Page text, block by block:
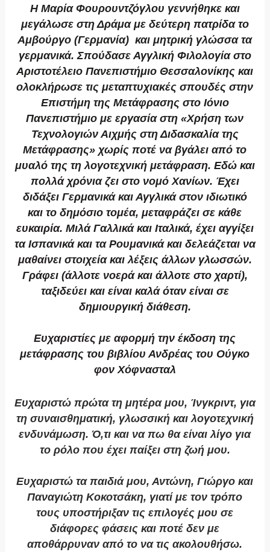
Η Μαρία Φουρουντζόγλου γεννήθηκε και
μεγάλωσε στη Δράμα με δεύτερη πατρίδα το
Αμβούργο (Γερμανία) και μητρική γλώσσα τα
γερμανικά. Σπούδασε Αγγλική Φιλολογία στο
Αριστοτέλειο Πανεπιστήμιο Θεσσαλονίκης και
ολοκλήρωσε τις μεταπτυχιακές σπουδές στην
Επιστήμη της Μετάφρασης στο Ιόνιο
Πανεπιστήμιο με εργασία στη «Χρήση των
Τεχνολογιών Αιχμής στη Διδασκαλία της
Μετάφρασης» χωρίς ποτέ να βγάλει από το
μυαλό της τη λογοτεχνική μετάφραση. Εδώ και
πολλά χρόνια ζει στο νομό Χανίων. Έχει
διδάξει Γερμανικά και Αγγλικά στον ιδιωτικό
και το δημόσιο τομέα, μεταφράζει σε κάθε
ευκαιρία. Μιλά Γαλλικά και Ιταλικά, έχει αγγίξει
τα Ισπανικά και τα Ρουμανικά και δελεάζεται να
μαθαίνει στοιχεία και λέξεις άλλων γλωσσών.
Γράφει (άλλοτε νοερά και άλλοτε στο χαρτί),
ταξιδεύει και είναι καλά όταν είναι σε
δημιουργική διάθεση.
Ευχαριστίες με αφορμή την έκδοση της
μετάφρασης του βιβλίου Ανδρέας του Ούγκο
φον Χόφνασταλ
Ευχαριστώ πρώτα τη μητέρα μου, Ίνγκριντ, για
τη συναισθηματική, γλωσσική και λογοτεχνική
ενδυνάμωση. Ό,τι και να πω θα είναι λίγο για
το ρόλο που έχει παίξει στη ζωή μου.
Ευχαριστώ τα παιδιά μου, Αντώνη, Γιώργο και
Παναγιώτη Κοκοτσάκη, γιατί με τον τρόπο
τους υποστήριξαν τις επιλογές μου σε
διάφορες φάσεις και ποτέ δεν με
αποθάρρυναν από το να τις ακολουθήσω.